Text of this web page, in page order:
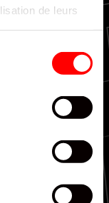
de leurs